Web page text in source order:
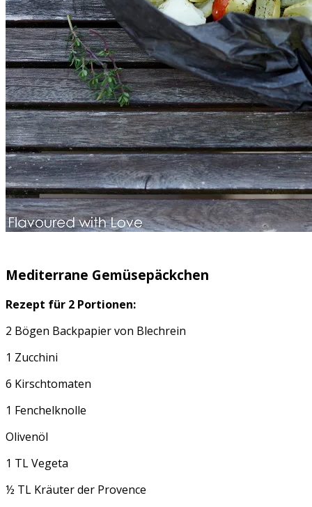
Mediterrane Gemüsepäckchen
Rezept für 2 Portionen:
2 Bögen Backpapier von Blechrein
1 Zucchini
6 Kirschtomaten
1 Fenchelknolle
Olivenöl
1 TL Vegeta
½ TL Kräuter der Provence